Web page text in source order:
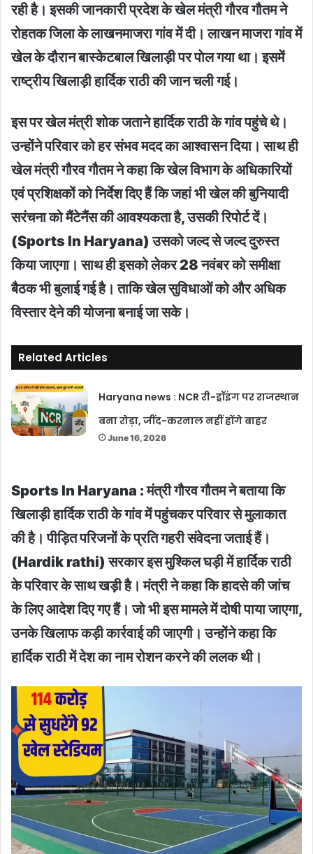
रही है। इसकी जानकारी प्रदेश के खेल मंत्री गौरव गौतम ने
रोहतक जिला के लाखनमाजरा गांव में दी। लाखन माजरा गांव में
खेल के दौरान बास्केटबाल खिलाड़ी पर पाेल गया था। इसमें
राष्ट्रीय खिलाड़ी हार्दिक राठी की जान चली गई।
इस पर खेल मंत्री शोक जताने हार्दिक राठी के गांव पहुंचे थे।
उन्होंने परिवार को हर संभव मदद का आश्वासन दिया। साथ ही
खेल मंत्री गौरव गौतम ने कहा कि खेल विभाग के अधिकारियों
एवं प्रशिक्षकों को निर्देश दिए हैं कि जहां भी खेल की बुनियादी
सरंचना को मैंटेनैंस की आवश्यकता है, उसकी रिपोर्ट दें।
(Sports In Haryana) उसको जल्द से जल्द दुरुस्त
किया जाएगा। साथ ही इसको लेकर 28 नवंबर को समीक्षा
बैठक भी बुलाई गई है। ताकि खेल सुविधाओं को और अधिक
विस्तार देने की योजना बनाई जा सके।
Related Articles
Haryana news : NCR री-ड्रॉइंग पर राजस्थान
बना रोड़ा, जींद-करनाल नहीं होंगे बाहर
June 16, 2026
Sports In Haryana : मंत्री गौरव गौतम ने बताया कि
खिलाड़ी हार्दिक राठी के गांव में पहुंचकर परिवार से मुलाकात
की है। पीड़ित परिजनों के प्रति गहरी संवेदना जताई हैं।
(Hardik rathi) सरकार इस मुश्किल घड़ी में हार्दिक राठी
के परिवार के साथ खड़ी है। मंत्री ने कहा कि हादसे की जांच
के लिए आदेश दिए गए हैं। जो भी इस मामले में दोषी पाया जाएगा,
उनके खिलाफ कड़ी कार्रवाई की जाएगी। उन्होंने कहा कि
हार्दिक राठी में देश का नाम रोशन करने की ललक थी।